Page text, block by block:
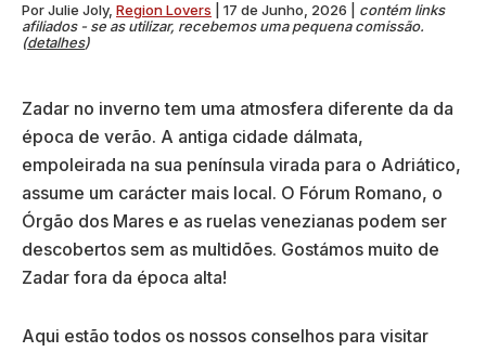
et
PorJulie Joly, Region Lovers 17 de Junho, 2026
contém links
afiliados - se as utilizar, recebemos uma pequena comissão.
(detalhes)
Zadar no inverno tem uma atmosfera diferente da da
época de verão. A antiga cidade dálmata,
empoleirada na sua península virada para o Adriático,
assume um carácter mais local. O Fórum Romano, o
Órgão dos Mares e as ruelas venezianas podem ser
descobertos sem as multidões. Gostámos muito de
Zadar fora da época alta!
Aqui estão todos os nossos conselhos para visitar